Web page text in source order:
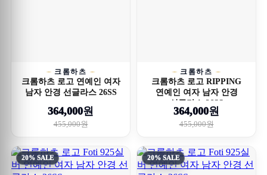
크롬하츠
크롬하츠 로고 연예인 여자
남자 안경 선글라스 26SS
364,000원
455,000원
크롬하츠
크롬하츠 로고 RIPPING
연예인 여자 남자 안경
선글라스 26SS
364,000원
455,000원
20% SALE 20% SALE